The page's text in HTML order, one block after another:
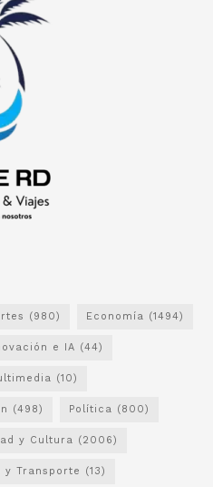
(980) Economía (1494)
e IA (44)
(10)
(498) Política (800)
y Cultura (2006)
y Transporte (13)